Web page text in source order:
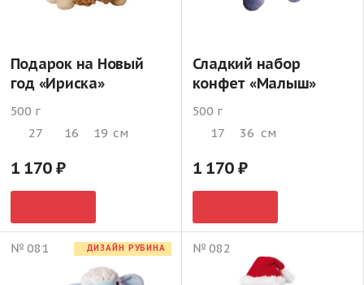
Подарок на Новый
год «Ириска»
500 г
27
16 19 см
1 170
Сладкий набор
конфет «Малыш»
500 г
17
36 см
1 170
№ 081 ДИЗАЙН РУБИНА № 082